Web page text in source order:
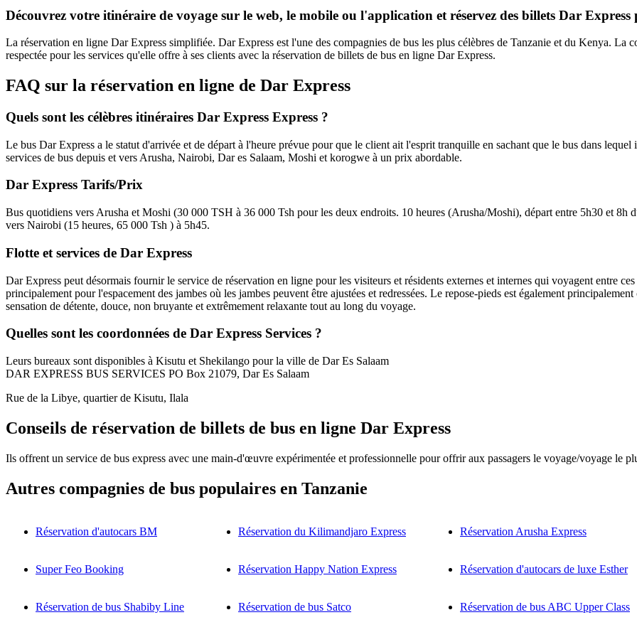
Découvrez votre itinéraire de voyage sur le web, le mobile ou l'application et réservez des billets Dar Express
La réservation en ligne Dar Express simplifiée. Dar Express est l'une des compagnies de bus les plus célèbres de Tanzanie et du Kenya. La
respectée pour les services qu'elle offre à ses clients avec la réservation de billets de bus en ligne Dar Express.
FAQ sur la réservation en ligne de Dar Express
Quels sont les célèbres itinéraires Dar Express Express ?
Le bus Dar Express a le statut d'arrivée et de départ à l'heure prévue pour que le client ait l'esprit tranquille en sachant que le bus dans
services de bus depuis et vers Arusha, Nairobi, Dar es Salaam, Moshi et korogwe à un prix abordable.
Dar Express Tarifs/Prix
Bus quotidiens vers Arusha et Moshi (30 000 TSH à 36 000 Tsh pour les deux endroits. 10 heures (Arusha/Moshi), départ entre 5h30 et
vers Nairobi (15 heures, 65 000 Tsh ) à 5h45.
Flotte et services de Dar Express
Dar Express peut désormais fournir le service de réservation en ligne pour les visiteurs et résidents externes et internes qui voyagent entre
principalement pour l'espacement des jambes où les jambes peuvent être ajustées et redressées. Le repose-pieds est également
sensation de détente, douce, non bruyante et extrêmement relaxante tout au long du voyage.
Quelles sont les coordonnées de Dar Express Services ?
Leurs bureaux sont disponibles à Kisutu et Shekilango pour la ville de Dar Es Salaam
DAR EXPRESS BUS SERVICES PO Box 21079, Dar Es Salaam
Rue de la Libye, quartier de Kisutu, Ilala
Conseils de réservation de billets de bus en ligne Dar Express
Ils offrent un service de bus express avec une main-d'œuvre expérimentée et professionnelle pour offrir aux passagers le voyage/voyage le
Autres compagnies de bus populaires en Tanzanie
Réservation d'autocars BM Réservation du Kilimandjaro Express Réservation Arusha Express
Super Feo Booking Réservation Happy Nation Express Réservation d'autocars de luxe Esther
Réservation de bus Shabiby Line Réservation de bus Satco Réservation de bus ABC Upper Class